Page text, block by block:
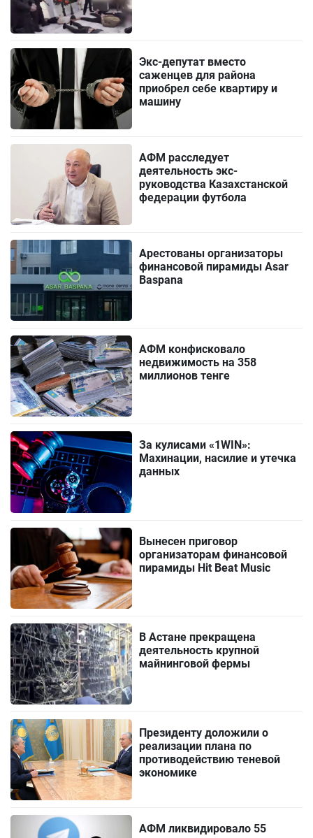
Экс-депутат вместо
саженцев для района
приобрел себе квартиру и
машину
АФМ расследует
деятельность экс-
руководства Казахстанской
федерации футбола
Арестованы организаторы
финансовой пирамиды Asar
Baspana
АФМ конфисковало
недвижимость на 358
миллионов тенге
За кулисами «1WIN»:
Махинации, насилие и утечка
данных
Вынесен приговор
организаторам финансовой
пирамиды Hit Beat Music
В Астане прекращена
деятельность крупной
майнинговой фермы
Президенту доложили о
реализации плана по
противодействию теневой
экономике
АФМ ликвидировало 55